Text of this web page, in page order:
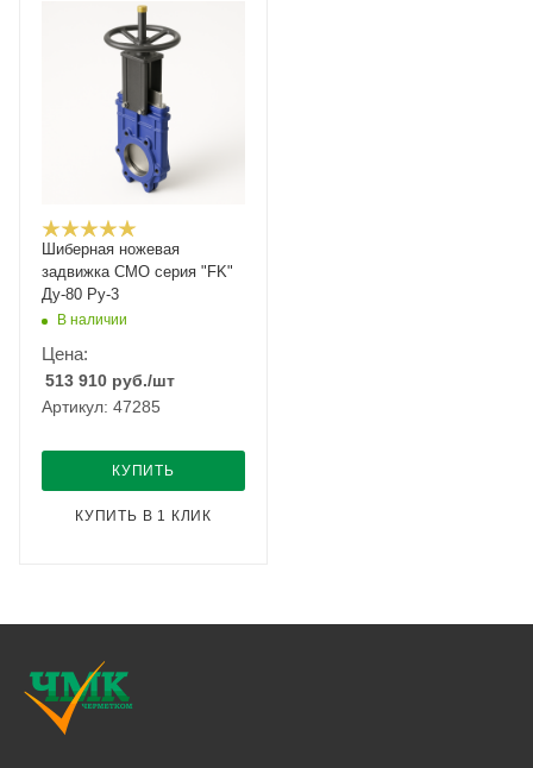
Шиберная ножевая
задвижка CMO серия "FK"
Ду-80 Ру-3
В наличии
Цена:
513 910 руб./шт
Артикул: 47285
КУПИТЬ
КУПИТЬ В 1 КЛИК